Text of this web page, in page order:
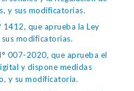
y sus modificatorias.
que aprueba la Ley
modificatorias.
007-2020, que aprueba el
y dispone medidas
y su modificatoria.